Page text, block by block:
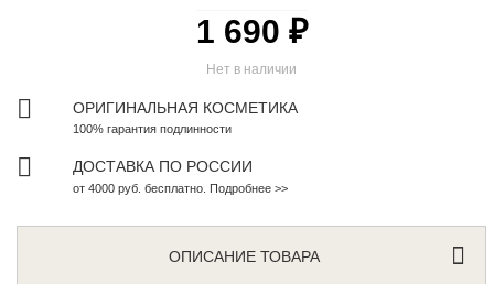
Нет в наличии
1 690 ₽
ОРИГИНАЛЬНАЯ КОСМЕТИКА
100% гарантия подлинности
ДОСТАВКА ПО РОССИИ
от 4000 руб. бесплатно. Подробнее >>
ОПИСАНИЕ ТОВАРА